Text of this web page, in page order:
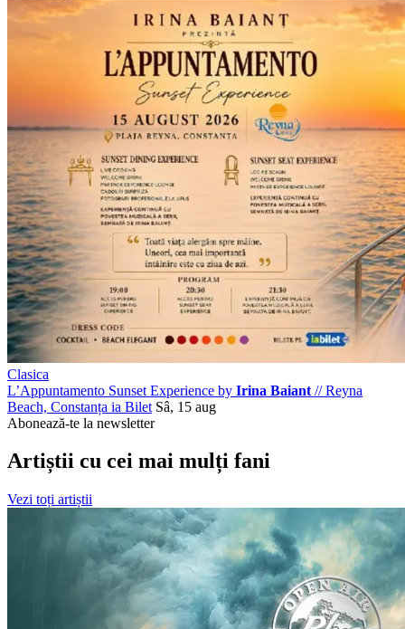
Clasica
L’Appuntamento Sunset Experience by Irina Baiant //Reyna
Beach, Constanța ia Bilet Sâ, 15 aug
Abonează-te la newsletter
Artiștii cu cei mai mulți fani
Vezi toți artiștii